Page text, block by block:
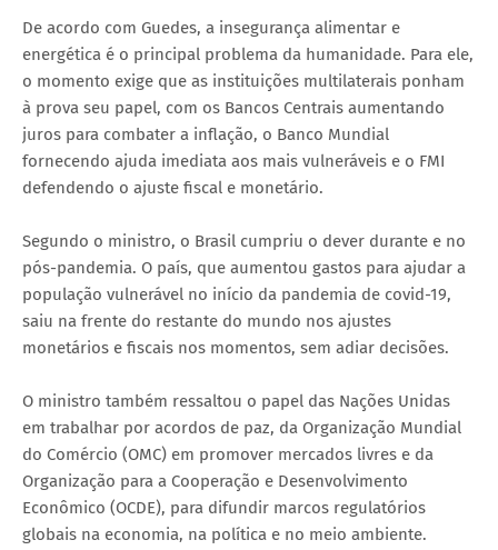
De acordo com Guedes, a insegurança alimentar e
energética é o principal problema da humanidade. Para ele,
o momento exige que as instituições multilaterais ponham
à prova seu papel, com os Bancos Centrais aumentando
juros para combater a inflação, o Banco Mundial
fornecendo ajuda imediata aos mais vulneráveis e o FMI
defendendo o ajuste fiscal e monetário.
Segundo o ministro, o Brasil cumpriu o dever durante e no
pós-pandemia. O país, que aumentou gastos para ajudar a
população vulnerável no início da pandemia de covid-19,
saiu na frente do restante do mundo nos ajustes
monetários e fiscais nos momentos, sem adiar decisões.
O ministro também ressaltou o papel das Nações Unidas
em trabalhar por acordos de paz, da Organização Mundial
do Comércio (OMC) em promover mercados livres e da
Organização para a Cooperação e Desenvolvimento
Econômico (OCDE), para difundir marcos regulatórios
globais na economia, na política e no meio ambiente.